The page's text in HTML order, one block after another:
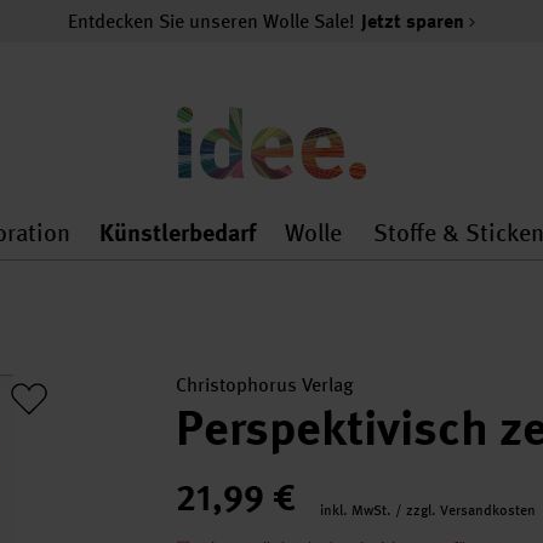
Entdecken Sie unseren Wolle Sale! Jetzt sparen
general.openMenu
Dekoration general.openMenu
Künstlerbedarf
Künstlerbedarf
Wolle
Wolle
Stoffe & Sticken
Christophorus Verlag
Perspektivisch
21,99 €
inkl. MwSt. / zzgl. Versandkosten